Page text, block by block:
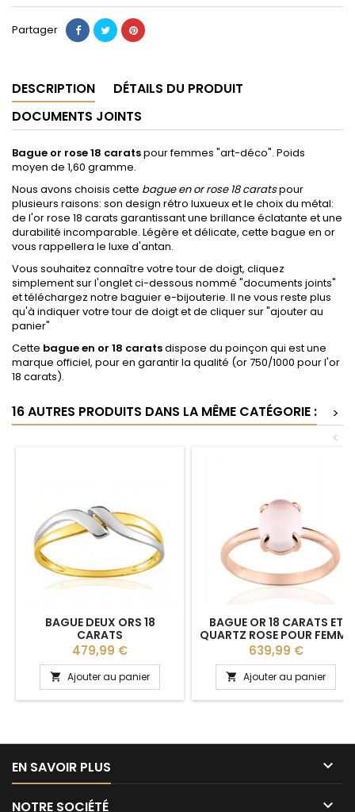
Partager
DESCRIPTION
DÉTAILS DU PRODUIT
DOCUMENTS JOINTS
Bague or rose 18 caratspour femmes "art-déco". Poids
moyen de 1,60 gramme.
Nous avons choisis cette bague en or rose 18 caratspour
plusieurs raisons: son design rétro luxueux et le choix du métal:
de l'or rose 18 carats garantissant une brillance éclatante et une
durabilité incomparable. Légère et délicate, cette bague en or
vous rappellera le luxe d'antan.
Vous souhaitez connaître votre tour de doigt, cliquez
simplement sur l'onglet ci-dessous nommé "documents joints"
et téléchargez notre baguier e-bijouterie. Il ne vous reste plus
qu'à indiquer votre tour de doigt et de cliquer sur "ajouter au
panier"
Cette bague en or 18 caratsdispose du poinçon qui est une
marque officiel, pour en garantir la qualité (or 750/1000 pour l'or
18 carats).
16 AUTRES PRODUITS DANS LA MÊME CATÉGORIE :
>
<
BAGUE DEUX ORS 18
CARATS
Prix
479,99 €
 Ajouter au panier
BAGUE OR 18 CARATS ET
QUARTZ ROSE POUR FEMME
Prix
639,99 €
 Ajouter au panier
EN SAVOIR PLUS 
NOTRE SOCIÉTÉ 